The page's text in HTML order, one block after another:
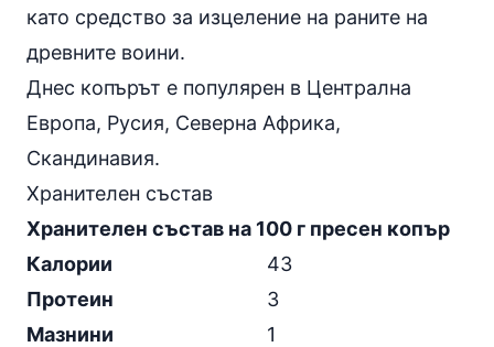
като средство за изцеление на раните на
древните воини.
Днес копърът е популярен в Централна
Европа, Русия, Северна Африка,
Скандинавия.
Хранителен състав
Хранителен състав на 100 г пресен копър
Калории
43
Протеин
3
Мазнини
1